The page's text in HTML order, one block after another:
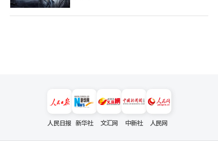
人民日报 新华社 文汇网 中新社 人民网